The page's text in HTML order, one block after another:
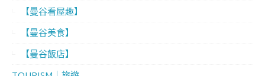
【曼谷看屋趣】
【曼谷美食】
【曼谷飯店】